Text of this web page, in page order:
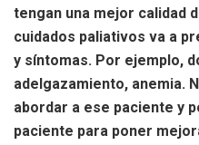
tengan una mejor calidad
cuidados paliativos va a
y síntomas. Por ejemplo,
adelgazamiento, anemia.
abordar a ese paciente y
paciente para poner